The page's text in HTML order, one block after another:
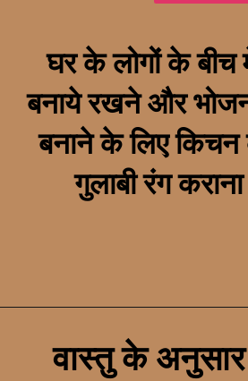
घर के लोगों के बीच
बनाये रखने और भोजन
बनाने के लिए किचन
गुलाबी रंग कराना
वास्तु के अनुसार